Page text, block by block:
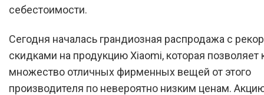
себестоимости.
Сегодня началась грандиозная распродажа с
скидками на продукцию Xiaomi, которая позволяет
множество отличных фирменных вещей от этого
производителя по невероятно низким ценам.